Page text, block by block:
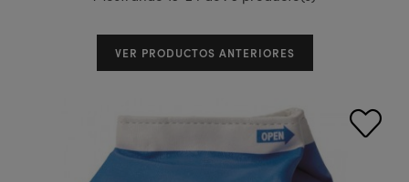
VER PRODUCTOS ANTERIORES